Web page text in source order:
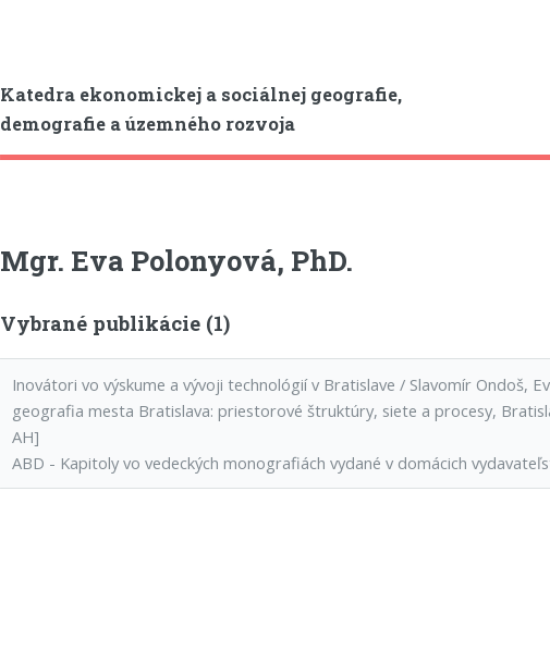
Katedra ekonomickej a sociálnej geografie,
demografie a územného rozvoja
Mgr. Eva Polonyová, PhD.
Vybrané publikácie (1)
Inovátori vo výskume a vývoji technológií v Bratislave / Slavomír Ondoš,
geografia mesta Bratislava: priestorové štruktúry, siete a procesy,
AH]
ABD - Kapitoly vo vedeckých monografiách vydané v domácich